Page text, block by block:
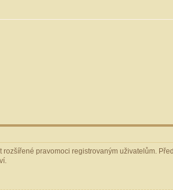
pravomoci registrovaným uživatelům.